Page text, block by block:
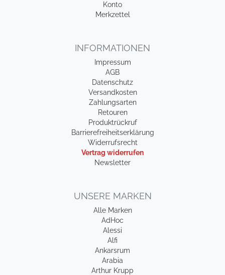
Konto
Merkzettel
INFORMATIONEN
Impressum
AGB
Datenschutz
Versandkosten
Zahlungsarten
Retouren
Produktrückruf
Barrierefreiheitserklärung
Widerrufsrecht
Vertrag widerrufen
Newsletter
UNSERE MARKEN
Alle Marken
AdHoc
Alessi
Alfi
Ankarsrum
Arabia
Arthur Krupp